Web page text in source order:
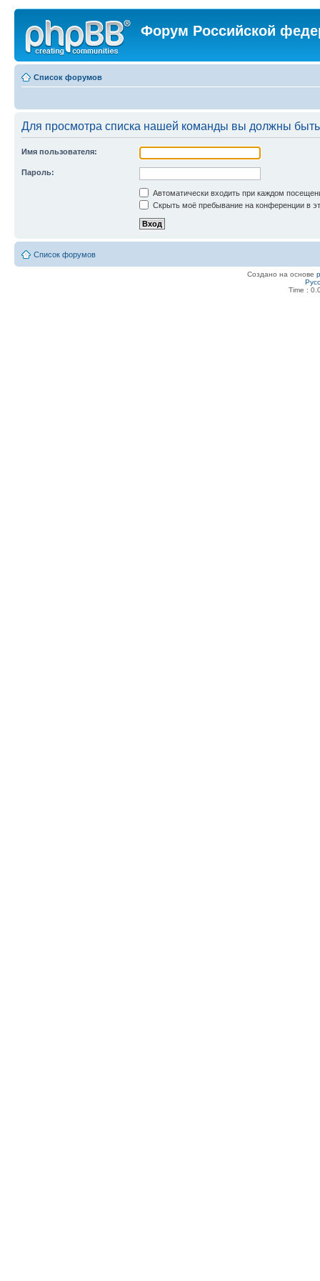
Форум Российской
Список форумов
Для просмотра списка нашей команды вы должны
Имя пользователя:
Пароль:
Автоматически входить при каждом
Скрыть моё пребывание на конференции в
Список форумов
Создано на основе
Time :